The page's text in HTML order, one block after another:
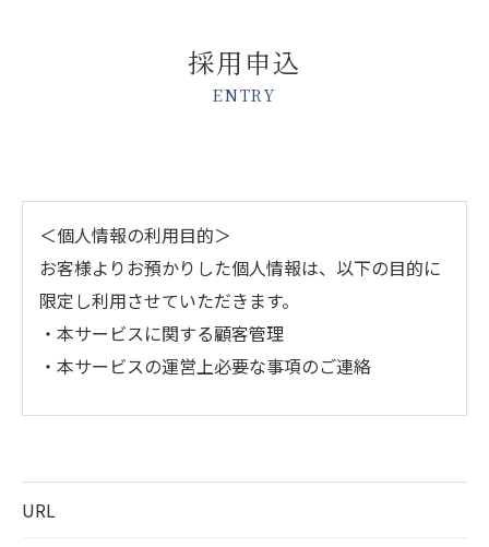
採用申込
ENTRY
＜個人情報の利用目的＞
お客様よりお預かりした個人情報は、以下の目的に
限定し利用させていただきます。
・本サービスに関する顧客管理
・本サービスの運営上必要な事項のご連絡
URL